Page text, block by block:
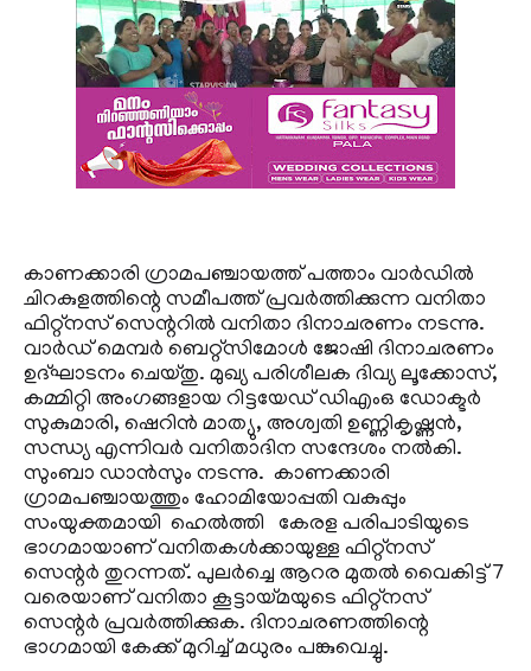
കാണക്കാരി ഗ്രാമപഞ്ചായത്ത് പത്താം വാര്‍ഡില്‍
ചിറകുളത്തിന്റെ സമീപത്ത് പ്രവര്‍ത്തിക്കുന്ന വനിതാ
ഫിറ്റ്‌നസ് സെന്ററില്‍ വനിതാ ദിനാചരണം നടന്നു.
വാര്‍ഡ് മെമ്പര്‍ ബെറ്റ്‌സിമോള്‍ ജോഷി ദിനാചരണം
ഉദ്ഘാടനം ചെയ്തു. മുഖ്യ പരിശീലക ദിവ്യ ലൂക്കോസ്,
കമ്മിറ്റി അംഗങ്ങളായ റിട്ടയേഡ് ഡിഎംഒ ഡോക്ടര്‍
സുകുമാരി, ഷെറിന്‍ മാത്യു, അശ്വതി ഉണ്ണികൃഷ്ണന്‍,
സന്ധ്യ എന്നിവര്‍ വനിതാദിന സന്ദേശം നല്‍കി.
സുംബാ ഡാന്‍സും നടന്നു. കാണക്കാരി
ഗ്രാമപഞ്ചായത്തും ഹോമിയോപ്പതി വകുപ്പും
സംയുക്തമായി ഹെല്‍ത്തി കേരള പരിപാടിയുടെ
ഭാഗമായാണ് വനിതകള്‍ക്കായുള്ള ഫിറ്റ്‌നസ്
സെന്റര്‍ തുറന്നത്. പുലര്‍ച്ചെ ആറര മുതല്‍ വൈകിട്ട് 7
വരെയാണ് വനിതാ കൂട്ടായ്മയുടെ ഫിറ്റ്‌നസ്
സെന്റര്‍ പ്രവര്‍ത്തിക്കുക. ദിനാചരണത്തിന്റെ
ഭാഗമായി കേക്ക് മുറിച്ച് മധുരം പങ്കുവെച്ചു.